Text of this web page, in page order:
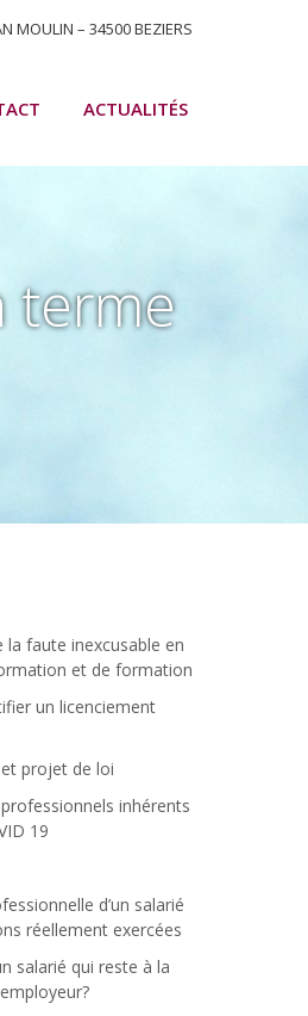
MOULIN – 34500 BEZIERS
ACTUALITÉS
terme
la faute inexcusable en
et de formation
un licenciement
projet de loi
inhérents
19
d’un salarié
réellement exercées
salarié qui reste à la